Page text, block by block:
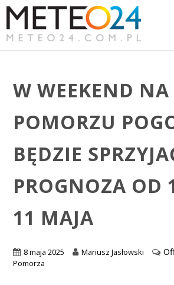
W WEEKEND NA
POMORZU
BĘDZIE
PROGNOZA OD
11 MAJA
8 maja 2025 Mariusz Jasłowski
Pomorza